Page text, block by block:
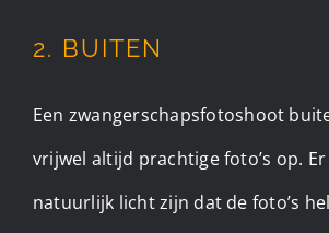
2. BUITEN
Een zwangerschapsfotoshoot
vrijwel altijd prachtige foto’s op.
natuurlijk licht zijn dat de foto’s